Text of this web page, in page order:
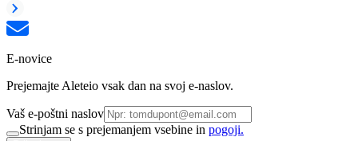
E-novice
Prejemajte Aleteio vsak dan na svoj e-naslov.
Vaš e-poštni naslov
Strinjam se s prejemanjem vsebine in pogoji.